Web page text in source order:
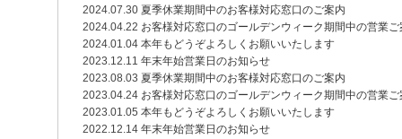
2024.07.30 夏季休業期間中のお客様対応窓口のご案内
2024.04.22 お客様対応窓口のゴールデンウィーク期間中の営業ご
2024.01.04 本年もどうぞよろしくお願いいたします
2023.12.11 年末年始営業日のお知らせ
2023.08.03 夏季休業期間中のお客様対応窓口のご案内
2023.04.24 お客様対応窓口のゴールデンウィーク期間中の営業ご
2023.01.05 本年もどうぞよろしくお願いいたします
2022.12.14 年末年始営業日のお知らせ